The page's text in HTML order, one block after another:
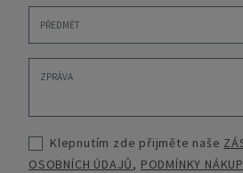
Klepnutím zde přijměte naše
OSOBNÍCH ÚDAJŮ, PODMÍNKY